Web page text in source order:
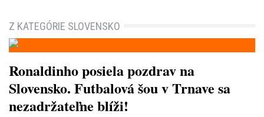
Z KATEGÓRIE SLOVENSKO
Ronaldinho posiela pozdrav na
Slovensko. Futbalová šou v Trnave sa
nezadržateľne blíži!